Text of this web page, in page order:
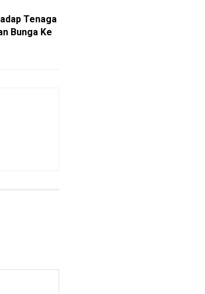
Tenaga
Bunga Ke